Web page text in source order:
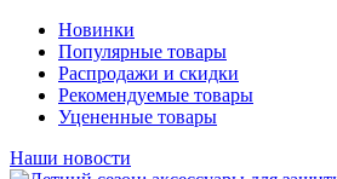
Новинки
Популярные товары
Распродажи и скидки
Рекомендуемые товары
Уцененные товары
Наши новости